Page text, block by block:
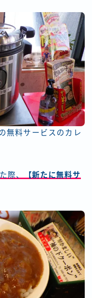
無料サービスのカレ
際、
【新たに無料サ